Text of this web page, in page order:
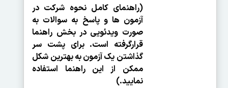
(راهنمای کامل نحوه شرکت در
آزمون ها و پاسخ به سوالات به
صورت ویدئویی در بخش راهنما
قرارگرفته است. برای پشت سر
گذاشتن یک آزمون به بهترین شکل
ممکن از این راهنما استفاده
نمایید.)